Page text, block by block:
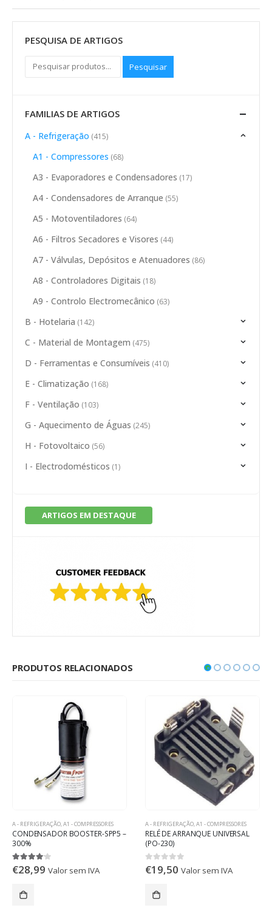
PESQUISA DE ARTIGOS
Pesquisar
FAMILIAS DE ARTIGOS
A - Refrigeração (415)
A1 - Compressores (68)
A3 - Evaporadores e Condensadores (17)
A4 - Condensadores de Arranque (55)
A5 - Motoventiladores (64)
A6 - Filtros Secadores e Visores (44)
A7 - Válvulas, Depósitos e Atenuadores (86)
A8 - Controladores Digitais (18)
A9 - Controlo Electromecânico (63)
B - Hotelaria (142)
C - Material de Montagem (475)
D - Ferramentas e Consumíveis (410)
E - Climatização (168)
F - Ventilação (103)
G - Aquecimento de Águas (245)
H - Fotovoltaico (56)
I - Electrodomésticos (1)
ARTIGOS EM DESTAQUE
PRODUTOS RELACIONADOS
A - REFRIGERAÇÃO,A1 - COMPRESSORES
CONDENSADOR BOOSTER-SPP5 –
300%
4.00out of 5
€28,99 Valor sem IVA
A - REFRIGERAÇÃO,A1 - COMPRESSORES
RELÉ DE ARRANQUE UNIVERSAL
(PO-230)
0out of 5
€19,50 Valor sem IVA